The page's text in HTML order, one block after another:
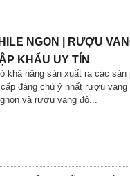
NGON | RƯỢU
KHẨU UY TÍN
khả năng sản xuất ra các sản
đáng chú ý nhất rượu vang
và rượu vang đỏ...